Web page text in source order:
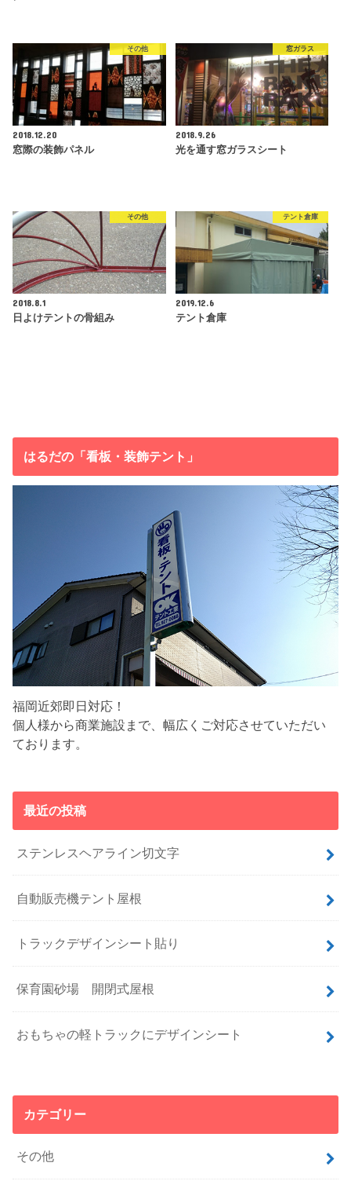
その他
2018.12.20
窓際の装飾パネル
窓ガラス
2018.9.26
光を通す窓ガラスシート
その他
2018.8.1
日よけテントの骨組み
テント倉庫
2019.12.6
テント倉庫
はるだの「看板・装飾テント」
福岡近郊即日対応！
個人様から商業施設まで、幅広くご対応させていただい
ております。
最近の投稿
ステンレスヘアライン切文字
自動販売機テント屋根
トラックデザインシート貼り
保育園砂場 開閉式屋根
おもちゃの軽トラックにデザインシート
カテゴリー
その他